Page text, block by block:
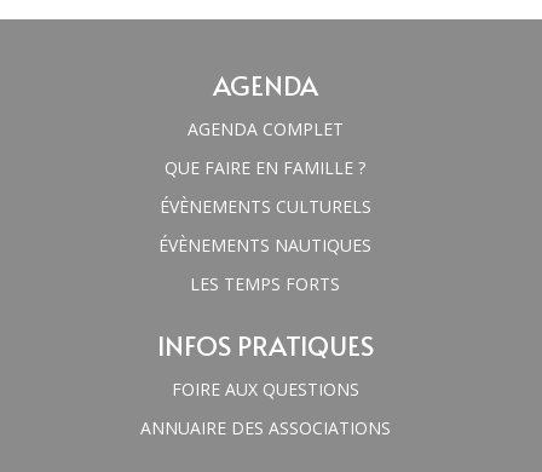
AGENDA
AGENDA COMPLET
QUE FAIRE EN FAMILLE ?
ÉVÈNEMENTS CULTURELS
ÉVÈNEMENTS NAUTIQUES
LES TEMPS FORTS
INFOS PRATIQUES
FOIRE AUX QUESTIONS
ANNUAIRE DES ASSOCIATIONS